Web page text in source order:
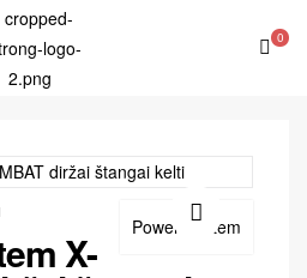
0
Power System
X-